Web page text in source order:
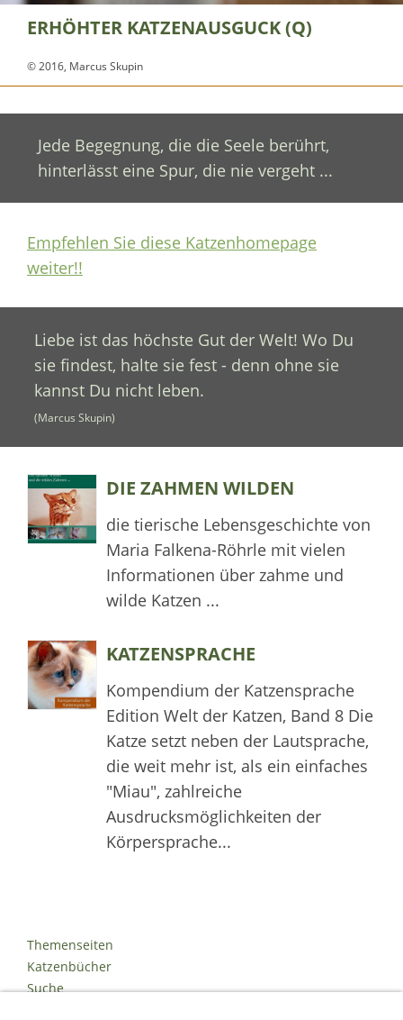
ERHÖHTER KATZENAUSGUCK (Q)
© 2016, Marcus Skupin
Jede Begegnung, die die Seele berührt,
hinterlässt eine Spur, die nie vergeht ...
Empfehlen Sie diese Katzenhomepage
weiter!!
Liebe ist das höchste Gut der Welt! Wo Du
sie findest, halte sie fest - denn ohne sie
kannst Du nicht leben.
(Marcus Skupin)
DIE ZAHMEN WILDEN
die tierische Lebensgeschichte von
Maria Falkena-Röhrle mit vielen
Informationen über zahme und
wilde Katzen ...
KATZENSPRACHE
Kompendium der Katzensprache
Edition Welt der Katzen, Band 8 Die
Katze setzt neben der Lautsprache,
die weit mehr ist, als ein einfaches
"Miau", zahlreiche
Ausdrucksmöglichkeiten der
Körpersprache...
Themenseiten
Katzenbücher
Suche